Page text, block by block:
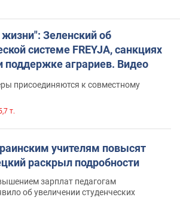
Зеленский об
системе FREYJA, санкциях
поддержке аграриев. Видео
присоединяются к совместному
т.
учителям повысят
раскрыл подробности
зарплат педагогам
об увеличении студенческих